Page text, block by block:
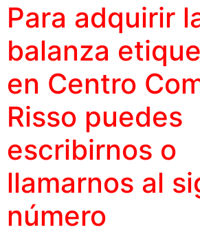
Para adquirir
balanza
en Centro
Risso puedes
escribirnos o
llamarnos al
número